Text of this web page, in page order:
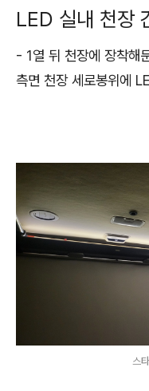
LED 실내 천장
- 1열 뒤 천장에 장착해
측면 천장 세로봉위에
스